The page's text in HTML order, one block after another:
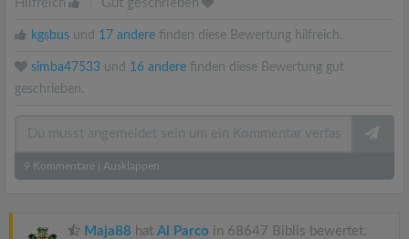
Hilfreich Gut geschrieben
kgsbus und 17 andere finden diese Bewertung hilfreich.
simba47533 und 16 andere finden diese Bewertung gut
geschrieben.
9 Kommentare Ausklappen
Maja88 hat Al Parco in 68647 Biblis bewertet.